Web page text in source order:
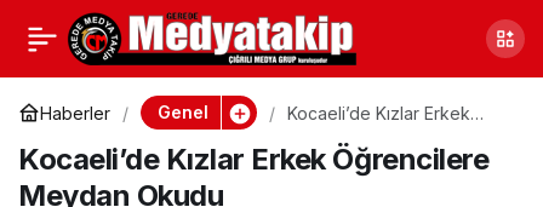
Haberler Genel
Kocaeli’de Kızlar Erkek
Kocaeli’de Kızlar Erkek Öğrencilere
Meydan Okudu
Şiddetli Rüzgar
Ankara’da Olumsuz
Etkiledi
Paylaş